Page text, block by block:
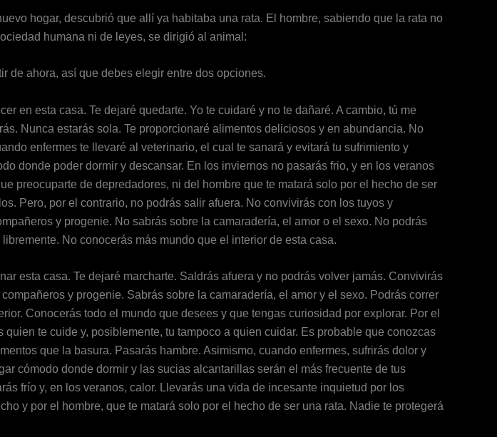
hogar, descubrió que allí ya habitaba una rata. El hombre, sabiendo que la rata no
humana ni de leyes, se dirigió al animal:
de ahora, así que debes elegir entre dos opciones.
en esta casa. Te dejaré quedarte. Yo te cuidaré y no te dañaré. A cambio, tú me
Nunca estarás sola. Te proporcionaré alimentos deliciosos y en abundancia. No
enfermes te llevaré al veterinario, el cual te sanará y evitará tu sufrimiento y
donde poder dormir y descansar. En los inviernos no pasarás frio, y en los veranos
preocuparte de depredadores, ni del hombre que te matará solo por el hecho de ser
Pero, por el contrario, no podrás salir afuera. No convivirás con los tuyos y
y progenie. No sabrás sobre la camaradería, el amor o el sexo. No podrás
No conocerás más mundo que el interior de esta casa.
esta casa. Te dejaré marcharte. Saldrás afuera y no podrás volver jamás. Convivirás
y progenie. Sabrás sobre la camaradería, el amor y el sexo. Podrás correr
Conocerás todo el mundo que desees y que tengas curiosidad por explorar. Por el
quien te cuide y, posiblemente, tu tampoco a quien cuidar. Es probable que conozcas
que la basura. Pasarás hambre. Asimismo, cuando enfermes, sufrirás dolor y
cómodo donde dormir y las sucias alcantarillas serán el más frecuente de tus
frío y, en los veranos, calor. Llevarás una vida de incesante inquietud por los
y por el hombre, que te matará solo por el hecho de ser una rata. Nadie te protegerá